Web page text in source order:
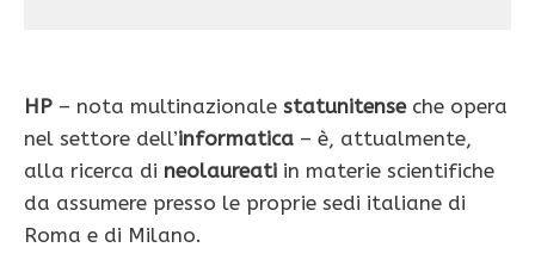
HP – nota multinazionale statunitenseche opera
nel settore dell’informatica – è, attualmente,
alla ricerca di neolaureati in materie scientifiche
da assumere presso le proprie sedi italiane di
Roma e di Milano.